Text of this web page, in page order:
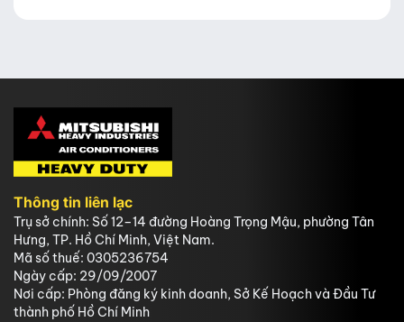
Thông tin liên lạc
Trụ sở chính: Số 12–14 đường Hoàng Trọng Mậu, phường Tân
Hưng, TP. Hồ Chí Minh, Việt Nam.
Mã số thuế: 0305236754
Ngày cấp: 29/09/2007
Nơi cấp: Phòng đăng ký kinh doanh, Sở Kế Hoạch và Đầu Tư
thành phố Hồ Chí Minh